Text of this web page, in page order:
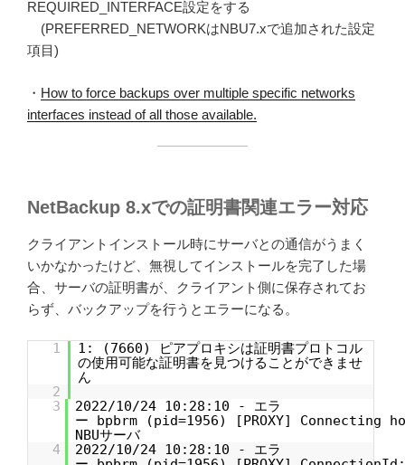
REQUIRED_INTERFACE設定をする
(PREFERRED_NETWORKはNBU7.xで追加された設定
項目)
・ How to force backups over multiple specific networks
interfaces instead of all those available.
NetBackup 8.xでの証明書関連エラー対応
クライアントインストール時にサーバとの通信がうまく
いかなかったけど、無視してインストールを完了した場
合、サーバの証明書が、クライアント側に保存されてお
らず、バックアップを行うとエラーになる。
1
1: (7660) ピアプロキシは証明書プロトコル
の使用可能な証明書を見つけることができませ
ん
2
3
2022/10/24 10:28:10 - エラ
ー bpbrm (pid=1956) [PROXY] Connecting
NBUサーバ
4
2022/10/24 10:28:10 - エラ